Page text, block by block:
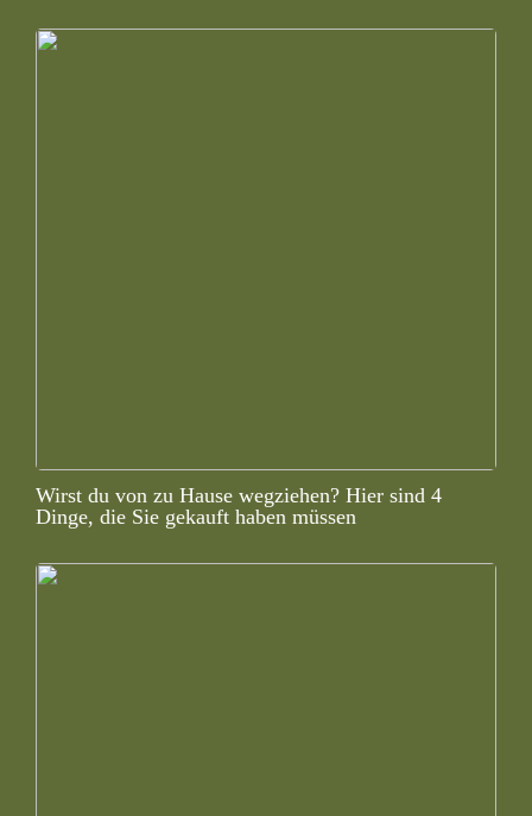
Wirst du von zu Hause wegziehen? Hier sind 4
Dinge, die Sie gekauft haben müssen